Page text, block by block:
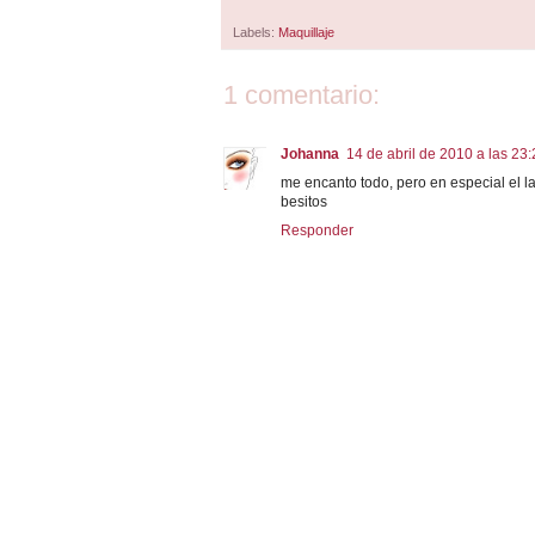
Labels: Maquillaje
1 comentario:
Johanna 14 de abril de 2010 a las
me encanto todo, pero en especial el
besitos
Responder